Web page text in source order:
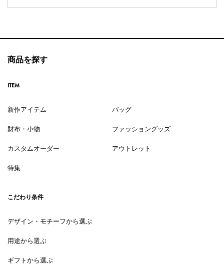
商品を探す
ITEM
新作アイテム バッグ
財布・小物 ファッショングッズ
カスタムオーダー アウトレット
特集
こだわり条件
デザイン・モチーフから選ぶ
用途から選ぶ
ギフトから選ぶ